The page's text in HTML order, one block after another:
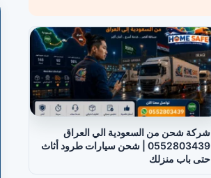
شركة شحن من السعودية الي العراق
0552803439 | شحن سيارات طرود أثاث
حتى باب منزلك